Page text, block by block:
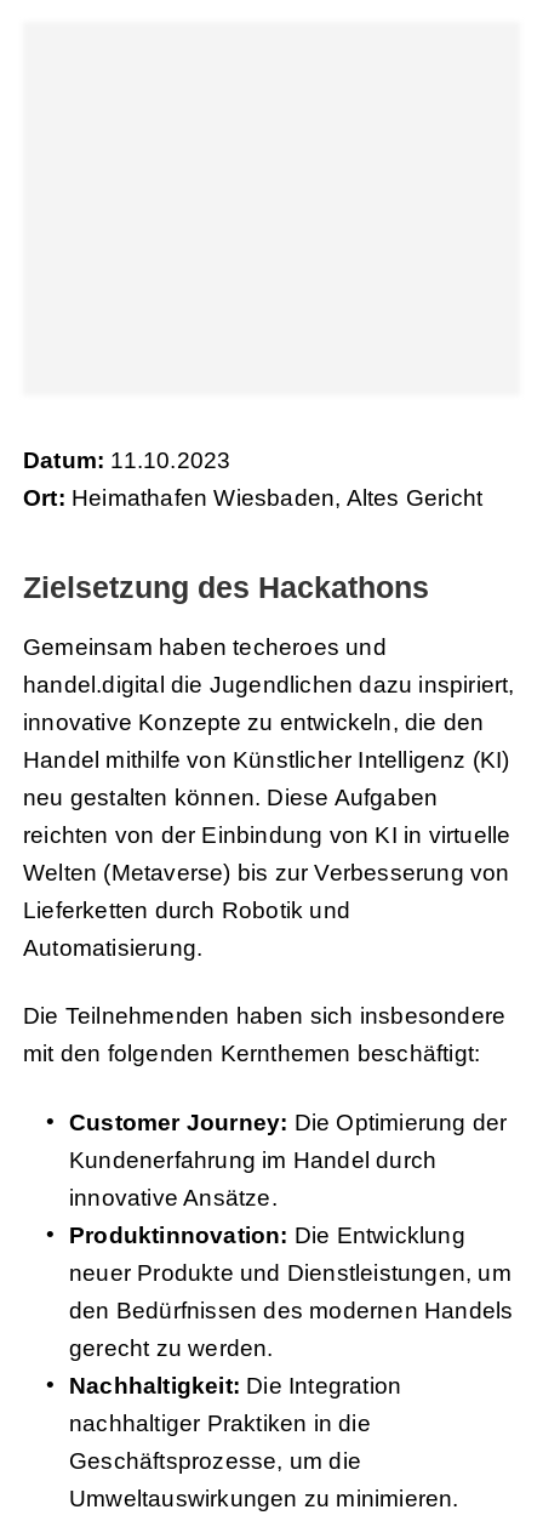
Datum: 11.10.2023
Ort: Heimathafen Wiesbaden, Altes Gericht
Zielsetzung des Hackathons
Gemeinsam haben techeroes und
handel.digital die Jugendlichen dazu inspiriert,
innovative Konzepte zu entwickeln, die den
Handel mithilfe von Künstlicher Intelligenz (KI)
neu gestalten können. Diese Aufgaben
reichten von der Einbindung von KI in virtuelle
Welten (Metaverse) bis zur Verbesserung von
Lieferketten durch Robotik und
Automatisierung.
Die Teilnehmenden haben sich insbesondere
mit den folgenden Kernthemen beschäftigt:
Customer Journey: Die Optimierung der
Kundenerfahrung im Handel durch
innovative Ansätze.
Produktinnovation: Die Entwicklung
neuer Produkte und Dienstleistungen, um
den Bedürfnissen des modernen Handels
gerecht zu werden.
Nachhaltigkeit: Die Integration
nachhaltiger Praktiken in die
Geschäftsprozesse, um die
Umweltauswirkungen zu minimieren.